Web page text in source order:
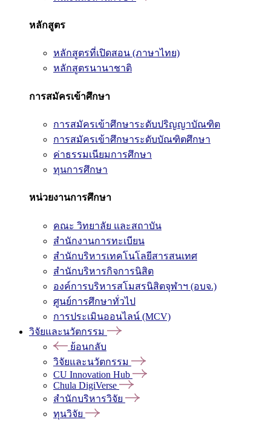
หลักสูตร
หลักสูตรที่เปิดสอน (ภาษาไทย)
หลักสูตรนานาชาติ
การสมัครเข้าศึกษา
การสมัครเข้าศึกษาระดับปริญญาบัณฑิต
การสมัครเข้าศึกษาระดับบัณฑิตศึกษา
ค่าธรรมเนียมการศึกษา
ทุนการศึกษา
หน่วยงานการศึกษา
คณะ วิทยาลัย และสถาบัน
สำนักงานการทะเบียน
สำนักบริหารเทคโนโลยีสารสนเทศ
สำนักบริหารกิจการนิสิต
องค์การบริหารสโมสรนิสิตจุฬาฯ (อบจ.)
ศูนย์การศึกษาทั่วไป
การประเมินออนไลน์ (MCV)
วิจัยและนวัตกรรม
ย้อนกลับ
วิจัยและนวัตกรรม
CU Innovation Hub
Chula DigiVerse
สำนักบริหารวิจัย
ทุนวิจัย